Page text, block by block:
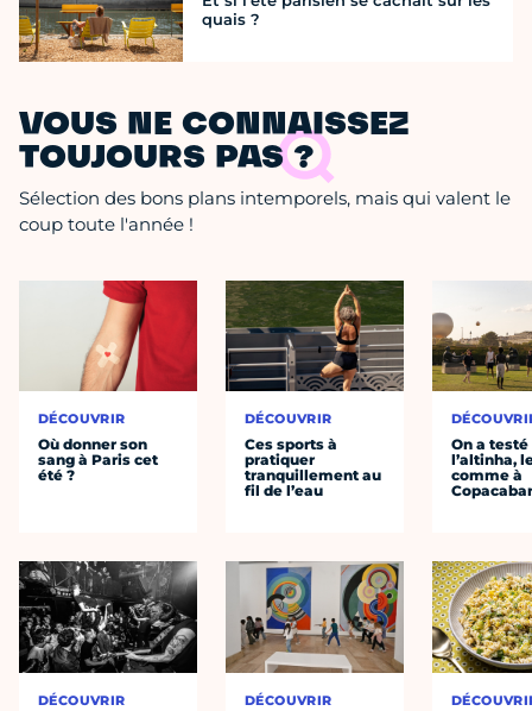
quais ?
VOUS NE CONNAISSEZ
TOUJOURS PAS ?
Sélection des bons plans intemporels, mais qui valent le
coup toute l'année !
DÉCOUVRIR
Où donner son
sang à Paris cet
été ?
DÉCOUVRIR
DÉCOUVRIR
Ces sports à
pratiquer
tranquillement au
fil de l’eau
DÉCOUVRIR
On a testé
l’altinha,
comme à